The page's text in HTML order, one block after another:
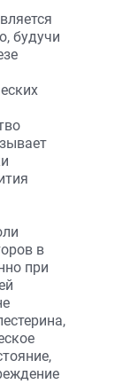
будучи
в
при